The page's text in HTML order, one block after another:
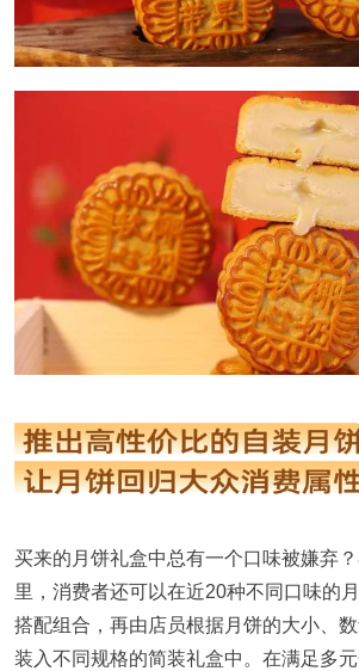
买来的月饼礼盒中总有一个口味被嫌弃
里，消费者还可以在近20种不同口味的
搭配组合，再由店员根据月饼的大小、
装入不同规格的简装礼盒中。在满足多